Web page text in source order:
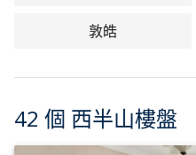
方面，西半山設有多家本地
想知道更多西半山物業最新
待客至誠及盡責的代理為你
敦皓
42 個 西半山樓盤